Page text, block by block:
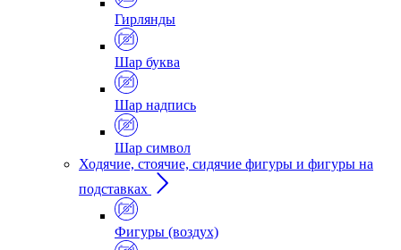
Гирлянды
Шар буква
Шар надпись
Шар символ
Ходячие, стоячие, сидячие фигуры и фигуры на
подставках
Фигуры (воздух)